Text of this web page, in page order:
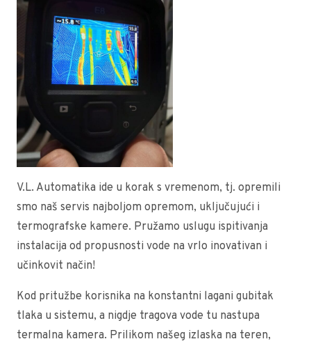
V.L. Automatika ide u korak s vremenom, tj. opremili
smo naš servis najboljom opremom, uključujući i
termografske kamere. Pružamo uslugu ispitivanja
instalacija od propusnosti vode na vrlo inovativan i
učinkovit način!
Kod pritužbe korisnika na konstantni lagani gubitak
tlaka u sistemu, a nigdje tragova vode tu nastupa
termalna kamera. Prilikom našeg izlaska na teren,